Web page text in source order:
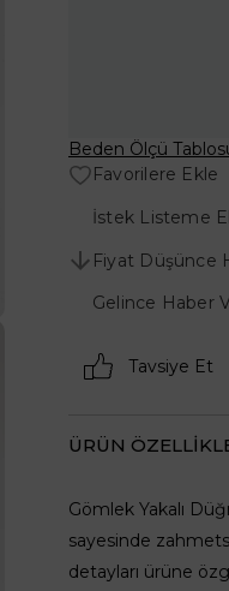
Beden Ölçü
Favorilere Ekle
İstek Listeme
Fiyat Düşünce
Gelince Haber
Tavsiye Et
ÜRÜN
Gömlek Yakalı
sayesinde
detayları ürüne